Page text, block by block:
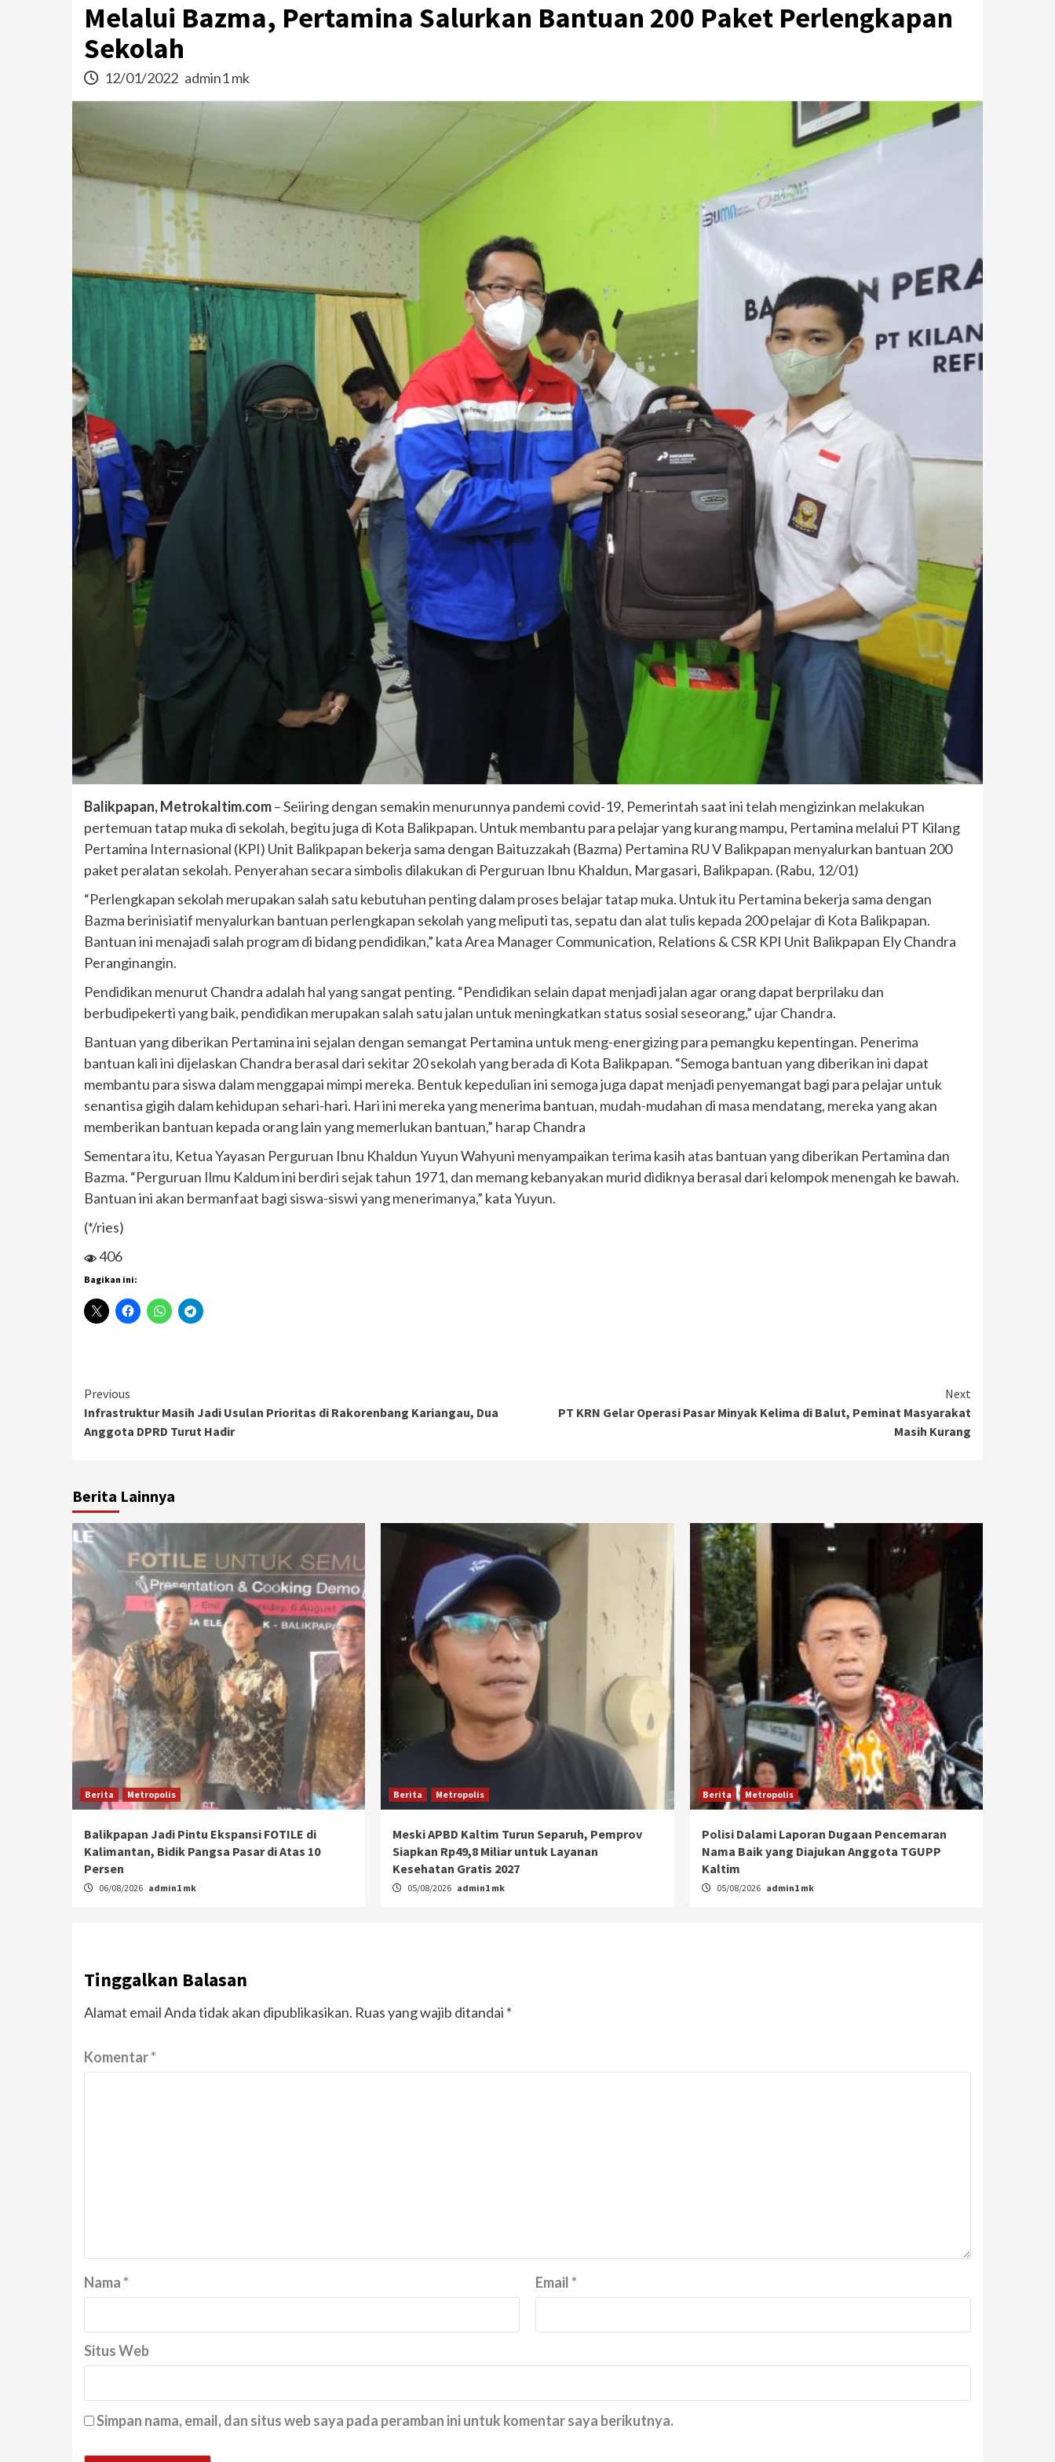
Melalui Bazma, Pertamina Salurkan Bantuan 200 Paket Perlengkapan
Sekolah
12/01/2022 admin1 mk
Balikpapan, Metrokaltim.com– Seiiring dengan semakin menurunnya pandemi covid-19, Pemerintah saat ini telah mengizinkan melakukan
pertemuan tatap muka di sekolah, begitu juga di Kota Balikpapan. Untuk membantu para pelajar yang kurang mampu, Pertamina melalui PT Kilang
Pertamina Internasional (KPI) Unit Balikpapan bekerja sama dengan Baituzzakah (Bazma) Pertamina RU V Balikpapan menyalurkan bantuan 200
paket peralatan sekolah. Penyerahan secara simbolis dilakukan di Perguruan Ibnu Khaldun, Margasari, Balikpapan. (Rabu, 12/01)
“Perlengkapan sekolah merupakan salah satu kebutuhan penting dalam proses belajar tatap muka. Untuk itu Pertamina bekerja sama dengan
Bazma berinisiatif menyalurkan bantuan perlengkapan sekolah yang meliputi tas, sepatu dan alat tulis kepada 200 pelajar di Kota Balikpapan.
Bantuan ini menajadi salah program di bidang pendidikan,” kata Area Manager Communication, Relations & CSR KPI Unit Balikpapan Ely Chandra
Peranginangin.
Pendidikan menurut Chandra adalah hal yang sangat penting. “Pendidikan selain dapat menjadi jalan agar orang dapat berprilaku dan
berbudipekerti yang baik, pendidikan merupakan salah satu jalan untuk meningkatkan status sosial seseorang,” ujar Chandra.
Bantuan yang diberikan Pertamina ini sejalan dengan semangat Pertamina untuk meng-energizing para pemangku kepentingan. Penerima
bantuan kali ini dijelaskan Chandra berasal dari sekitar 20 sekolah yang berada di Kota Balikpapan. “Semoga bantuan yang diberikan ini dapat
membantu para siswa dalam menggapai mimpi mereka. Bentuk kepedulian ini semoga juga dapat menjadi penyemangat bagi para pelajar untuk
senantisa gigih dalam kehidupan sehari-hari. Hari ini mereka yang menerima bantuan, mudah-mudahan di masa mendatang, mereka yang akan
memberikan bantuan kepada orang lain yang memerlukan bantuan,” harap Chandra
Sementara itu, Ketua Yayasan Perguruan Ibnu Khaldun Yuyun Wahyuni menyampaikan terima kasih atas bantuan yang diberikan Pertamina dan
Bazma. “Perguruan Ilmu Kaldum ini berdiri sejak tahun 1971, dan memang kebanyakan murid didiknya berasal dari kelompok menengah ke bawah.
Bantuan ini akan bermanfaat bagi siswa-siswi yang menerimanya,” kata Yuyun.
(*/ries)
406
Bagikan ini:
Continue
Reading
Previous
Infrastruktur Masih Jadi Usulan Prioritas di Rakorenbang Kariangau, Dua
Anggota DPRD Turut Hadir
Next
PT KRN Gelar Operasi Pasar Minyak Kelima di Balut, Peminat Masyarakat
Masih Kurang
Berita Lainnya
Berita Metropolis
Balikpapan Jadi Pintu Ekspansi FOTILE di
Kalimantan, Bidik Pangsa Pasar di Atas 10
Persen
06/08/2026 admin1 mk
Berita Metropolis
Meski APBD Kaltim Turun Separuh, Pemprov
Siapkan Rp49,8 Miliar untuk Layanan
Kesehatan Gratis 2027
05/08/2026 admin1 mk
Berita Metropolis
Polisi Dalami Laporan Dugaan Pencemaran
Nama Baik yang Diajukan Anggota TGUPP
Kaltim
05/08/2026 admin1 mk
Tinggalkan Balasan
Alamat email Anda tidak akan dipublikasikan. Ruas yang wajib ditandai *
Komentar*
Nama* Email*
Situs Web
Simpan nama, email, dan situs web saya pada peramban ini untuk komentar saya berikutnya.